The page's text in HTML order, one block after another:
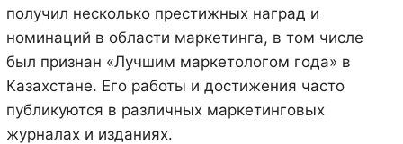
получил несколько престижных наград и
номинаций в области маркетинга, в том числе
был признан «Лучшим маркетологом года» в
Казахстане. Его работы и достижения часто
публикуются в различных маркетинговых
журналах и изданиях.